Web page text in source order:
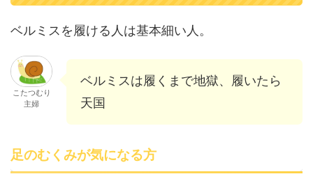
ベルミスを履ける人は基本細い人。
こたつむり
主婦
ベルミスは履くまで地獄、履いたら
天国
足のむくみが気になる方